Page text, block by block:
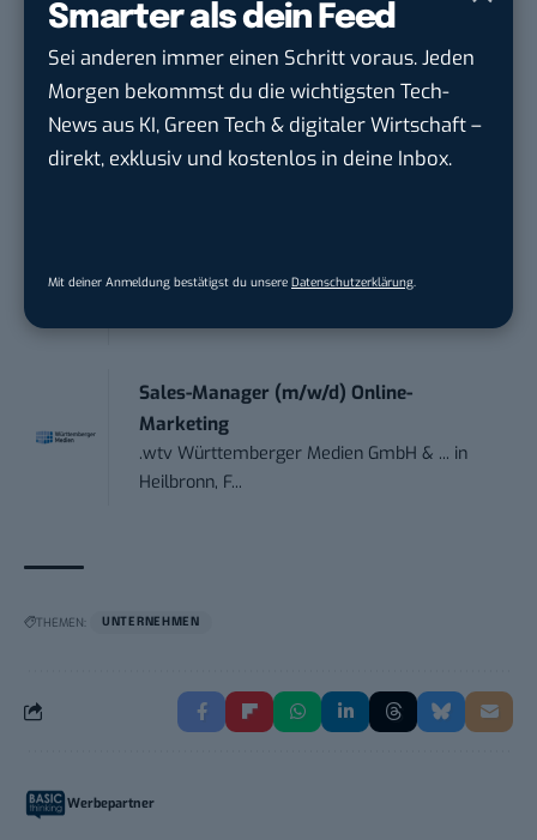
Smarter als dein Feed
Sei anderen immer einen Schritt voraus. Jeden
Morgen bekommst du die wichtigsten Tech-
News aus KI, Green Tech & digitaler Wirtschaft –
direkt, exklusiv und kostenlos in deine Inbox.
Mit deiner Anmeldung bestätigst du unsere Datenschutzerklärung.
Performance Marketing Manager
Schwerpunkt Pai...
EDEKA Südwest Stiftung & Co. KG in
Offenburg
Social DNA GmbHinFrankfurt am Main,
Sales-Manager (m/w/d) Online-
Marketing
.wtv Württemberger Medien GmbH & ... in
Heilbronn, F...
THEMEN: UNTERNEHMEN
Werbepartner